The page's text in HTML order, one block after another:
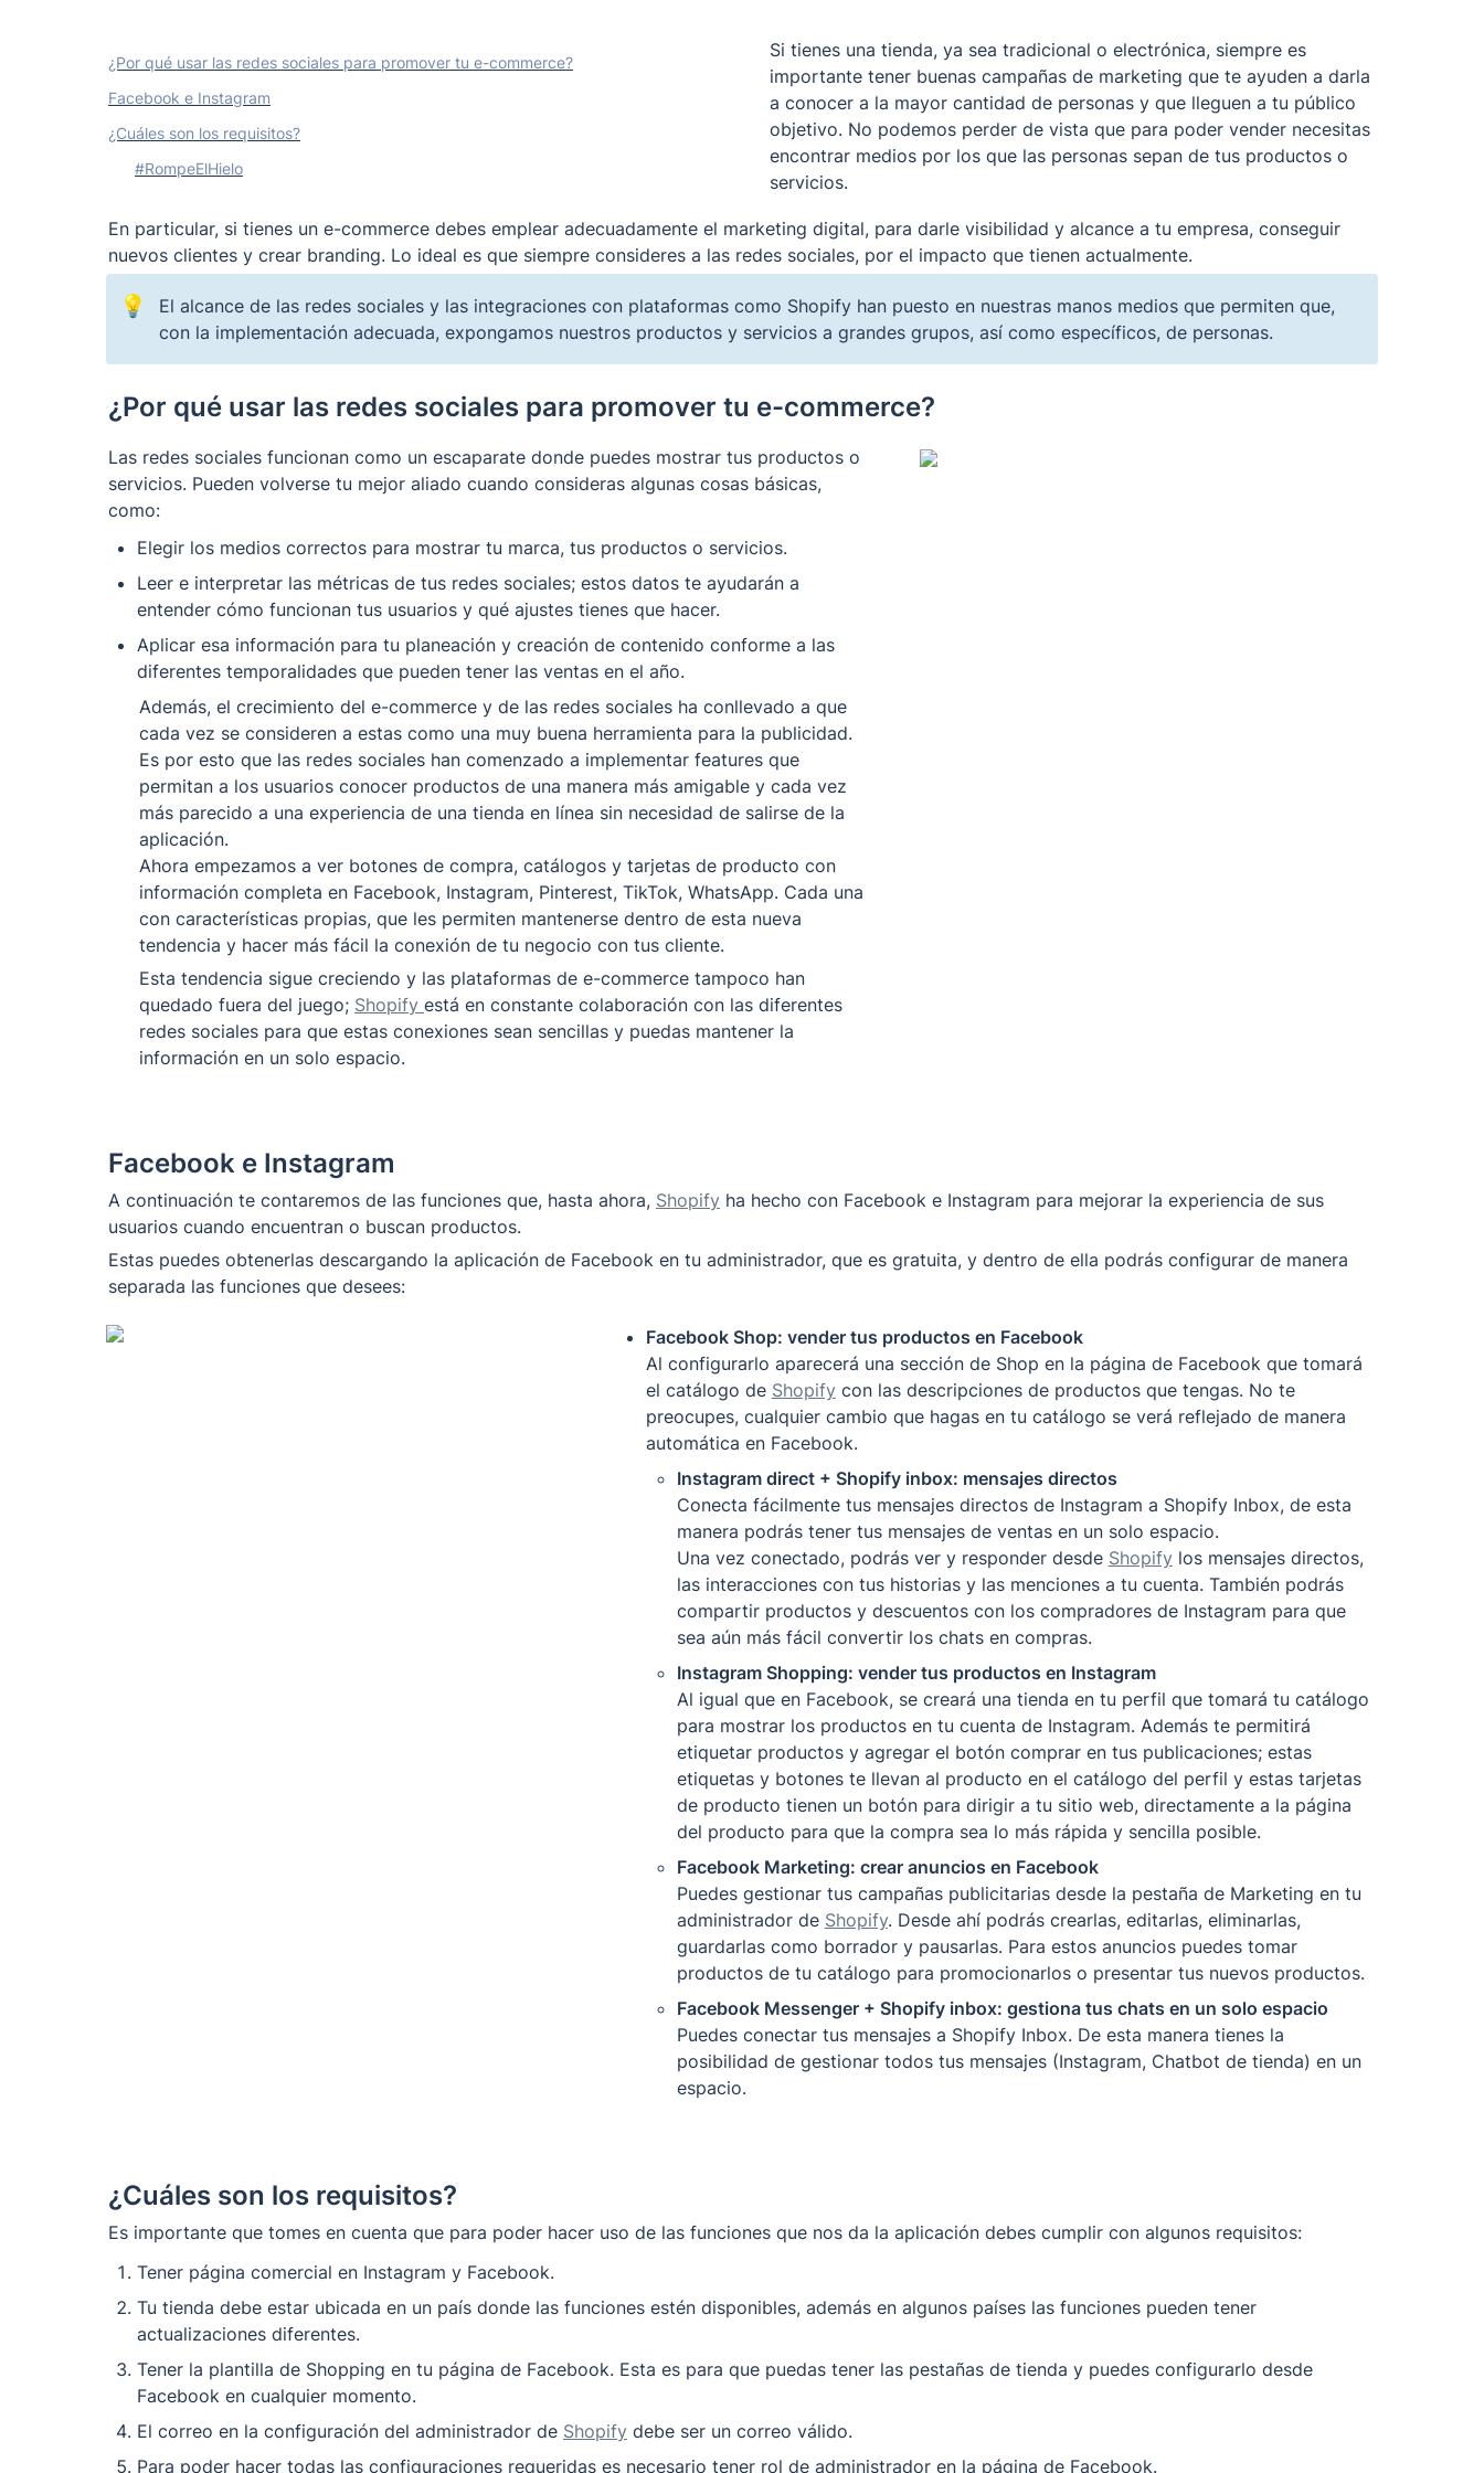
¿Por qué usar las redes sociales para promover tu e-commerce?
Facebook e Instagram
¿Cuáles son los requisitos?
#RompeElHielo
Si tienes una tienda, ya sea tradicional o electrónica, siempre es
importante tener buenas campañas de marketing que te ayuden a darla
a conocer a la mayor cantidad de personas y que lleguen a tu público
objetivo. No podemos perder de vista que para poder vender necesitas
encontrar medios por los que las personas sepan de tus productos o
servicios.
En particular, si tienes un e-commerce debes emplear adecuadamente el marketing digital, para darle visibilidad y alcance a tu empresa, conseguir
nuevos clientes y crear branding. Lo ideal es que siempre consideres a las redes sociales, por el impacto que tienen actualmente.
💡
El alcance de las redes sociales y las integraciones con plataformas como Shopify han puesto en nuestras manos medios que permiten que,
con la implementación adecuada, expongamos nuestros productos y servicios a grandes grupos, así como específicos, de personas.
¿Por qué usar las redes sociales para promover tu e-commerce?
Las redes sociales funcionan como un escaparate donde puedes mostrar tus productos o
servicios. Pueden volverse tu mejor aliado cuando consideras algunas cosas básicas,
como:
Elegir los medios correctos para mostrar tu marca, tus productos o servicios.
Leer e interpretar las métricas de tus redes sociales; estos datos te ayudarán a
entender cómo funcionan tus usuarios y qué ajustes tienes que hacer.
Aplicar esa información para tu planeación y creación de contenido conforme a las
diferentes temporalidades que pueden tener las ventas en el año.
Además, el crecimiento del e-commerce y de las redes sociales ha conllevado a que
cada vez se consideren a estas como una muy buena herramienta para la publicidad.
Es por esto que las redes sociales han comenzado a implementar features que
permitan a los usuarios conocer productos de una manera más amigable y cada vez
más parecido a una experiencia de una tienda en línea sin necesidad de salirse de la
aplicación.
Ahora empezamos a ver botones de compra, catálogos y tarjetas de producto con
información completa en Facebook, Instagram, Pinterest, TikTok, WhatsApp. Cada una
con características propias, que les permiten mantenerse dentro de esta nueva
tendencia y hacer más fácil la conexión de tu negocio con tus cliente.
Esta tendencia sigue creciendo y las plataformas de e-commerce tampoco han
quedado fuera del juego; Shopify está en constante colaboración con las diferentes
redes sociales para que estas conexiones sean sencillas y puedas mantener la
Facebook e Instagram
A continuación te contaremos de las funciones que, hasta ahora, Shopify ha hecho con Facebook e Instagram para mejorar la experiencia de sus
usuarios cuando encuentran o buscan productos.
Estas puedes obtenerlas descargando la aplicación de Facebook en tu administrador, que es gratuita, y dentro de ella podrás configurar de manera
separada las funciones que desees:
Facebook Shop: vender tus productos en Facebook
Al configurarlo aparecerá una sección de Shop en la página de Facebook que tomará
el catálogo de Shopify con las descripciones de productos que tengas. No te
preocupes, cualquier cambio que hagas en tu catálogo se verá reflejado de manera
automática en Facebook.
Instagram direct + Shopify inbox: mensajes directos
Conecta fácilmente tus mensajes directos de Instagram a Shopify Inbox, de esta
manera podrás tener tus mensajes de ventas en un solo espacio.
Una vez conectado, podrás ver y responder desde Shopify los mensajes directos,
las interacciones con tus historias y las menciones a tu cuenta. También podrás
compartir productos y descuentos con los compradores de Instagram para que
sea aún más fácil convertir los chats en compras.
Instagram Shopping: vender tus productos en Instagram
Al igual que en Facebook, se creará una tienda en tu perfil que tomará tu catálogo
para mostrar los productos en tu cuenta de Instagram. Además te permitirá
etiquetar productos y agregar el botón comprar en tus publicaciones; estas
etiquetas y botones te llevan al producto en el catálogo del perfil y estas tarjetas
de producto tienen un botón para dirigir a tu sitio web, directamente a la página
del producto para que la compra sea lo más rápida y sencilla posible.
Facebook Marketing: crear anuncios en Facebook
Puedes gestionar tus campañas publicitarias desde la pestaña de Marketing en tu
administrador de Shopify. Desde ahí podrás crearlas, editarlas, eliminarlas,
guardarlas como borrador y pausarlas. Para estos anuncios puedes tomar
productos de tu catálogo para promocionarlos o presentar tus nuevos productos.
Facebook Messenger + Shopify inbox: gestiona tus chats en un solo espacio
Puedes conectar tus mensajes a Shopify Inbox. De esta manera tienes la
posibilidad de gestionar todos tus mensajes (Instagram, Chatbot de tienda) en un
espacio.
¿Cuáles son los requisitos?
Es importante que tomes en cuenta que para poder hacer uso de las funciones que nos da la aplicación debes cumplir con algunos requisitos:
Tener página comercial en Instagram y Facebook.
Tu tienda debe estar ubicada en un país donde las funciones estén disponibles, además en algunos países las funciones pueden tener
actualizaciones diferentes.
Tener la plantilla de Shopping en tu página de Facebook. Esta es para que puedas tener las pestañas de tienda y puedes configurarlo desde
Facebook en cualquier momento.
El correo en la configuración del administrador de Shopify debe ser un correo válido.
Para poder hacer todas las configuraciones requeridas es necesario tener rol de administrador en la página de Facebook.